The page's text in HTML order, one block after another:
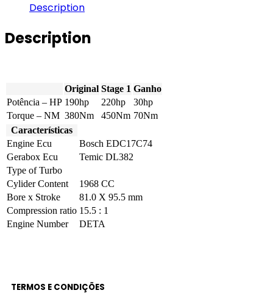
190hp
quantity
Description
Description
Original Stage 1 Ganho
Potência – HP 190hp 220hp
30hp
Torque – NM 380Nm 450Nm 70Nm
Características
Engine Ecu
Bosch EDC17C74
Gerabox Ecu
Temic DL382
Type of Turbo
Cylider Content
1968 CC
Bore x Stroke
81.0 X 95.5 mm
Compression ratio 15.5 : 1
Engine Number
DETA
TERMOS E CONDIÇÕES